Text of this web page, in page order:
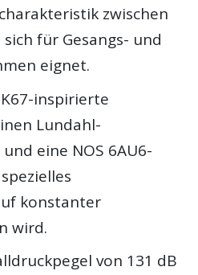
zwischen
für Gesangs- und
eignet.
inspirierte
Lundahl-
eine NOS 6AU6-
konstanter
wird.
von 131 dB